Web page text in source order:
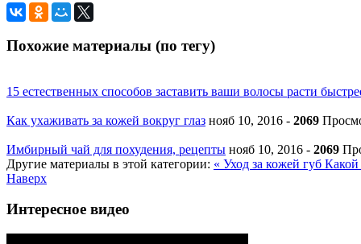
Похожие материалы (по тегу)
15 естественных способов заставить ваши волосы расти
Как ухаживать за кожей вокруг глаз нояб 10, 2016 - 2069
Имбирный чай для похудения, рецепты нояб 10, 2016 - 2069
Другие материалы в этой категории: « Уход за кожей губ Какой
Наверх
Интересное видео